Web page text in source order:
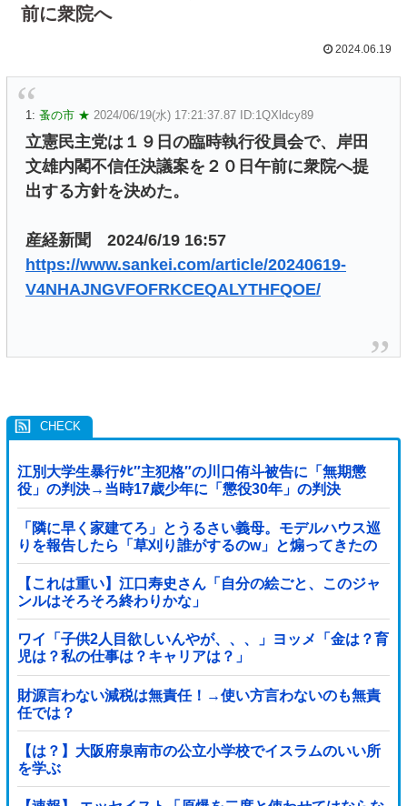
前に衆院へ
2024.06.19
1: 蚤の市 ★ 2024/06/19(水) 17:21:37.87 ID:1QXldcy89
立憲民主党は１９日の臨時執行役員会で、岸田
文雄内閣不信任決議案を２０日午前に衆院へ提
出する方針を決めた。
産経新聞 2024/6/19 16:57
https://www.sankei.com/article/20240619-
V4NHAJNGVFOFRKCEQALYTHFQOE/
江別大学生暴行ﾀﾋ″主犯格″の川口侑斗被告に「無期懲
役」の判決→当時17歳少年に「懲役30年」の判決
「隣に早く家建てろ」とうるさい義母。モデルハウス巡
りを報告したら「草刈り誰がするのw」と煽ってきたの
で…旦那が放った「一言」に義母オロオロｗｗ←嫌味を
逆手にとった神対応すぎる
【これは重い】江口寿史さん「自分の絵ごと、このジャ
ンルはそろそろ終わりかな」
ワイ「子供2人目欲しいんやが、、、」ヨッメ「金は？育
児は？私の仕事は？キャリアは？」
財源言わない減税は無責任！→使い方言わないのも無責
任では？
【は？】大阪府泉南市の公立小学校でイスラムのいい所
を学ぶ